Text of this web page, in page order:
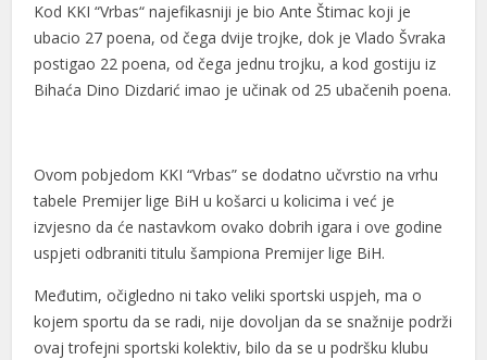
Kod KKI “Vrbas“ najefikasniji je bio Ante Štimac koji je
ubacio 27 poena, od čega dvije trojke, dok je Vlado Švraka
postigao 22 poena, od čega jednu trojku, a kod gostiju iz
Bihaća Dino Dizdarić imao je učinak od 25 ubačenih poena.
Ovom pobjedom KKI “Vrbas” se dodatno učvrstio na vrhu
tabele Premijer lige BiH u košarci u kolicima i već je
izvjesno da će nastavkom ovako dobrih igara i ove godine
uspjeti odbraniti titulu šampiona Premijer lige BiH.
Međutim, očigledno ni tako veliki sportski uspjeh, ma o
kojem sportu da se radi, nije dovoljan da se snažnije podrži
ovaj trofejni sportski kolektiv, bilo da se u podršku klubu